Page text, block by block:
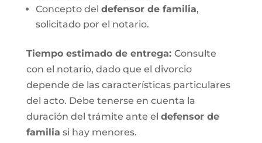
Concepto del defensor de familia,
solicitado por el notario.
Tiempo estimado de entrega: Consulte
con el notario, dado que el divorcio
depende de las características particulares
del acto. Debe tenerse en cuenta la
duración del trámite ante el defensor de
familia si hay menores.